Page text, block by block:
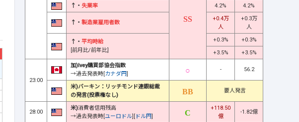
↑・ 失業率 4.2% 4.2%
↑・ 製造業雇用者数
+0.4万
人
+0.3万
人
↑・ 平均時給
[前月比/前年比]
+0.3%
+0.3%
+3.5%
+3.5%
23:00
加)Ivey購買部協会指数
→過去発表時[カナダ円]
- 56.2
米)バーキン：リッチモンド連銀総裁
の発言(投票権なし)
要人発言
28:00
米)消費者信用残高
→過去発表時[ユーロドル][ ドル円]
+118.50
億
-1.82億